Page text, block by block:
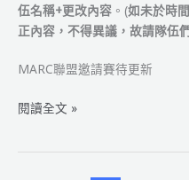
伍名稱+更改內容 。(如未於時
正內容，不得異議，故請隊伍
MARC聯盟邀請賽待更新
2023
國
閱讀全文 »